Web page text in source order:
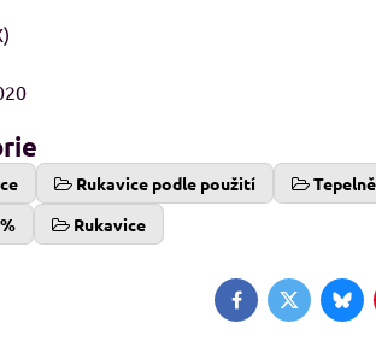
Rukavice podle použití
Rukavice
FacebookTwitter